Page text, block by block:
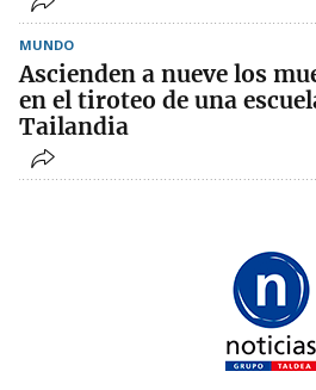
MUNDO
Ascienden a nueve los
en el tiroteo de una
Tailandia